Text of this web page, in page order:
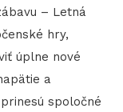
– Letná
hry,
úplne nové
a
spoločné